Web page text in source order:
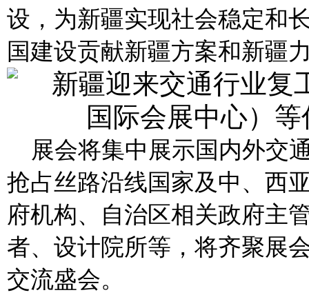
设，为新疆实现社会稳定和
国建设贡献新疆方案和新疆
展会将集中展示国内外交
抢占丝路沿线国家及中、西
府机构、自治区相关政府主
者、设计院所等，将齐聚展
交流盛会。